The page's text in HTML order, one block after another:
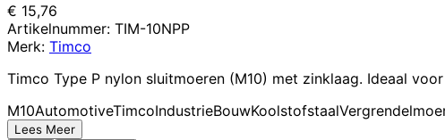
€ 15,76
Artikelnummer: TIM-10NPP
Merk: Timco
Timco Type P nylon sluitmoeren (M10) met zinklaag. Ideaal
M10AutomotiveTimcoIndustrieBouwKoolstofstaal
Lees Meer